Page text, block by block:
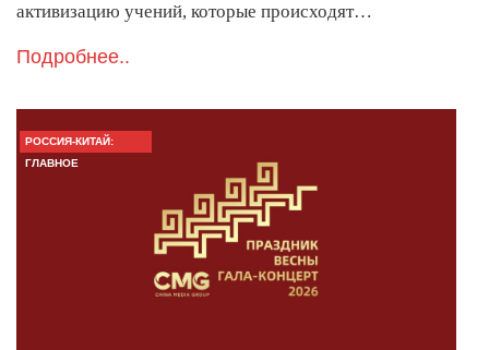
активизацию учений, которые происходят…
Подробнее..
РОССИЯ-КИТАЙ:
ГЛАВНОЕ